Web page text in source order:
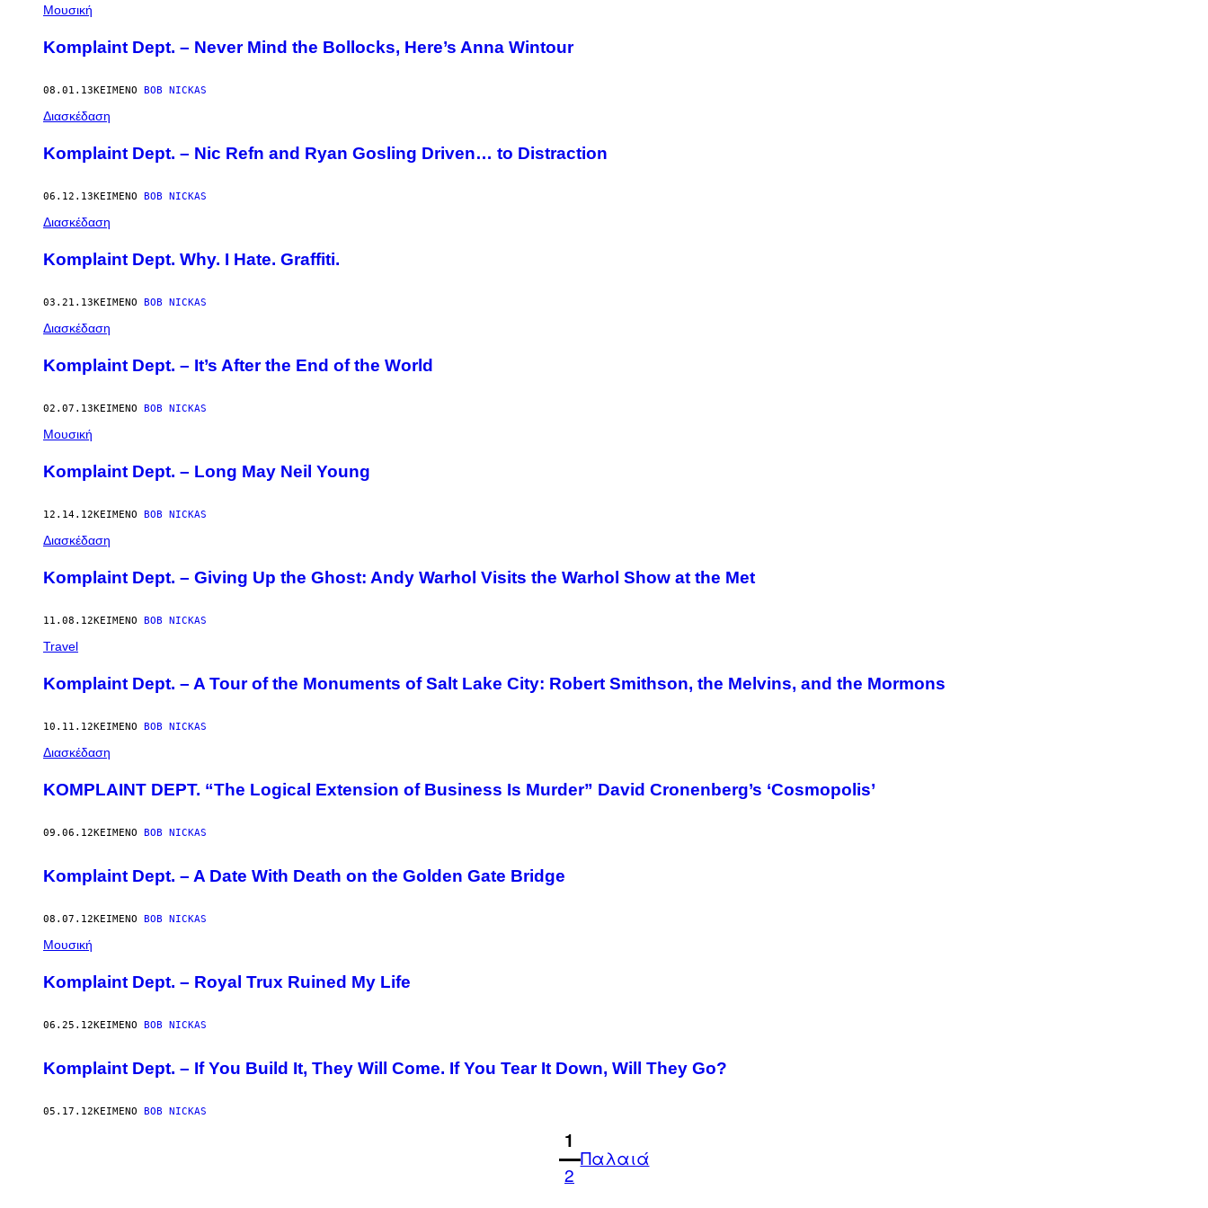
Μουσική
Komplaint Dept. – Never Mind the Bollocks, Here’s Anna Wintour
08.01.13ΚΕΊΜΕΝΟ BOB NICKAS
Διασκέδαση
Komplaint Dept. – Nic Refn and Ryan Gosling Driven… to Distraction
06.12.13ΚΕΊΜΕΝΟ BOB NICKAS
Διασκέδαση
Komplaint Dept. Why. I Hate. Graffiti.
03.21.13ΚΕΊΜΕΝΟ BOB NICKAS
Διασκέδαση
Komplaint Dept. – It’s After the End of the World
02.07.13ΚΕΊΜΕΝΟ BOB NICKAS
Μουσική
Komplaint Dept. – Long May Neil Young
12.14.12ΚΕΊΜΕΝΟ BOB NICKAS
Διασκέδαση
Komplaint Dept. – Giving Up the Ghost: Andy Warhol Visits the Warhol Show at the Met
11.08.12ΚΕΊΜΕΝΟ BOB NICKAS
Travel
Komplaint Dept. – A Tour of the Monuments of Salt Lake City: Robert Smithson, the Melvins, and the Mormons
10.11.12ΚΕΊΜΕΝΟ BOB NICKAS
Διασκέδαση
KOMPLAINT DEPT. “The Logical Extension of Business Is Murder” David Cronenberg’s ‘Cosmopolis’
09.06.12ΚΕΊΜΕΝΟ BOB NICKAS
Komplaint Dept. – A Date With Death on the Golden Gate Bridge
08.07.12ΚΕΊΜΕΝΟ BOB NICKAS
Μουσική
Komplaint Dept. – Royal Trux Ruined My Life
06.25.12ΚΕΊΜΕΝΟ BOB NICKAS
Komplaint Dept. – If You Build It, They Will Come. If You Tear It Down, Will They Go?
05.17.12ΚΕΊΜΕΝΟ BOB NICKAS
1
2
Παλαιά